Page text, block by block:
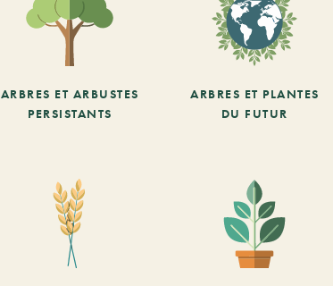
ARBRES ET ARBUSTES
PERSISTANTS
ARBRES ET PLANTES
DU FUTUR